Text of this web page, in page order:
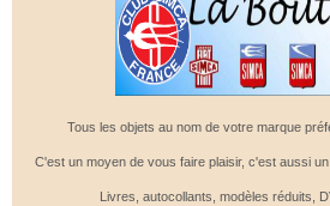
Tous les objets au nom de votre marque
C'est un moyen de vous faire plaisir, c'est aussi
Livres, autocollants, modèles réduits,